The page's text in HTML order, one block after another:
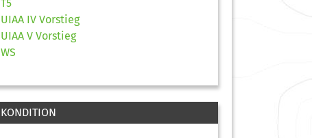
T5
UIAA IV Vorstieg
UIAA V Vorstieg
WS
KONDITION